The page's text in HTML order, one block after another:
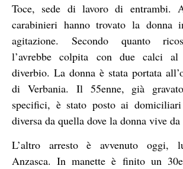
Toce, sede di lavoro di
carabinieri hanno trovato la donna
agitazione. Secondo quanto
l’avrebbe colpita con due calci
diverbio. La donna è stata portata
di Verbania. Il 55enne, già
specifici, è stato posto ai domiciliari
diversa da quella dove la donna vive da
L’altro arresto è avvenuto oggi,
Anzasca. In manette è finito un